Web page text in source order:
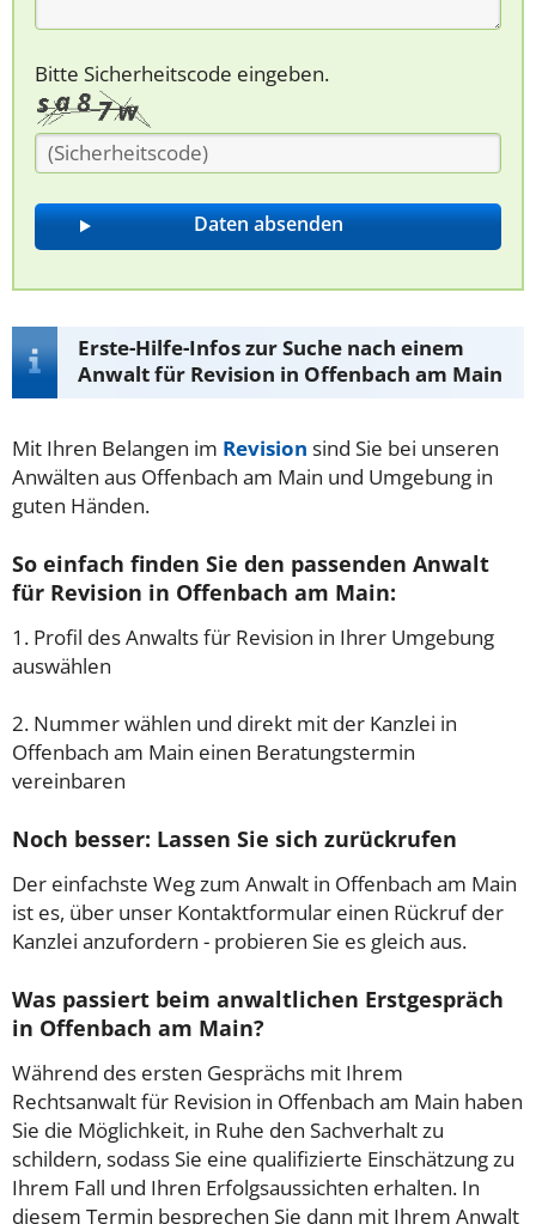
Bitte Sicherheitscode eingeben.
Erste-Hilfe-Infos zur Suche nach einem
Anwalt für Revision in Offenbach am Main
Mit Ihren Belangen im Revision sind Sie bei unseren
Anwälten aus Offenbach am Main und Umgebung in
guten Händen.
So einfach finden Sie den passenden Anwalt
für Revision in Offenbach am Main:
1. Profil des Anwalts für Revision in Ihrer Umgebung
auswählen
2. Nummer wählen und direkt mit der Kanzlei in
Offenbach am Main einen Beratungstermin
vereinbaren
Noch besser: Lassen Sie sich zurückrufen
Der einfachste Weg zum Anwalt in Offenbach am Main
ist es, über unser Kontaktformular einen Rückruf der
Kanzlei anzufordern - probieren Sie es gleich aus.
Was passiert beim anwaltlichen Erstgespräch
in Offenbach am Main?
Während des ersten Gesprächs mit Ihrem
Rechtsanwalt für Revision in Offenbach am Main haben
Sie die Möglichkeit, in Ruhe den Sachverhalt zu
schildern, sodass Sie eine qualifizierte Einschätzung zu
Ihrem Fall und Ihren Erfolgsaussichten erhalten. In
diesem Termin besprechen Sie dann mit Ihrem Anwalt